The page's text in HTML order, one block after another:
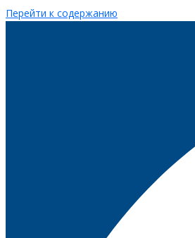
Перейти к содержанию